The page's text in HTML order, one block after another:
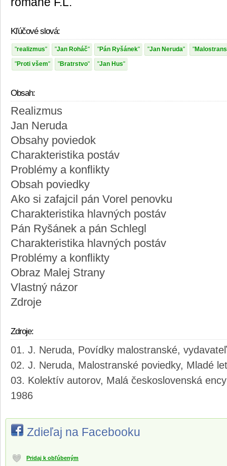
Kľúčové slová:
realizmus Jan Roháč Pán Ryšánek Jan Neruda
Proti všem Bratrstvo Jan Hus
Obsah:
Realizmus
Jan Neruda
Obsahy poviedok
Charakteristika postáv
Problémy a konflikty
Obsah poviedky
Ako si zafajcil pán Vorel penovku
Charakteristika hlavných postáv
Pán Ryšánek a pán Schlegl
Charakteristika hlavných postáv
Problémy a konflikty
Obraz Malej Strany
Vlastný názor
Zdroje
Zdroje:
J. Neruda, Povídky malostranské,
J. Neruda, Malostranské poviedky, Mladé
Kolektív autorov, Malá československá
1986
Zdieľaj na Facebooku
Pridaj k obľúbeným